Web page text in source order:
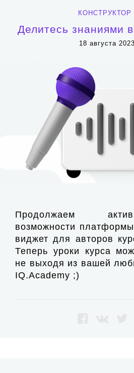
КОНСТРУКТОР
Делитесь знаниями
18 августа
Продолжаем
возможности
виджет для авторов
Теперь уроки курса
не выходя из вашей
IQ.Academy ;)